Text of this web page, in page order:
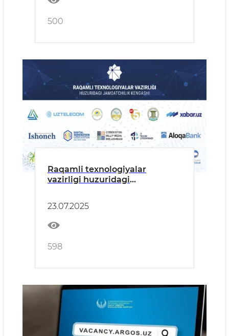
500
Raqamli texnologiyalar
vazirligi huzuridagi
o'tadi
23.07.2025
598